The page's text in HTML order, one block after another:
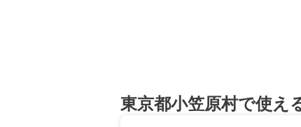
東京都小笠原村で使え